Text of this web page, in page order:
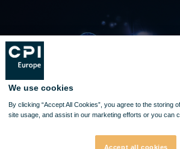
We use cookies
By clicking “Accept All Cookies”, you agree to the
site usage, and assist in our marketing efforts or you can
Accept all cookies